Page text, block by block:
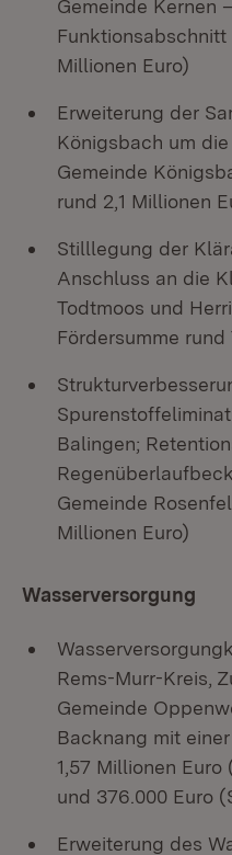
Gemeinde Kernen
Funktionsabschnitt
Millionen Euro)
Erweiterung der
Königsbach um
Gemeinde
rund 2,1 Millionen
Stilllegung der
Anschluss an die
Todtmoos und
Fördersumme rund
Balingen;
Gemeinde
Millionen Euro)
Wasserversorgung
Rems-Murr-Kreis,
Gemeinde
Backnang mit
1,57 Millionen
und 376.000 Euro
Erweiterung des